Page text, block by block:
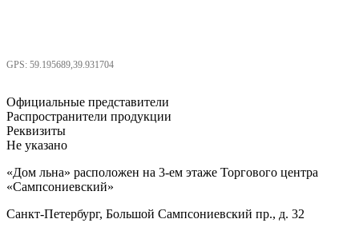
GPS: 59.195689,39.931704
Официальные представители
Распространители продукции
Реквизиты
Не указано
«Дом льна» расположен на 3-ем этаже Торгового центра
«Сампсониевский»
Санкт-Петербург, Большой Сампсониевский пр., д. 32